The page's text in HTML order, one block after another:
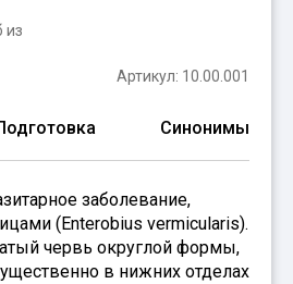
из
Артикул: 10.00.001
Синонимы
заболевание,
(Enterobius vermicularis).
червь округлой формы,
в нижних отделах